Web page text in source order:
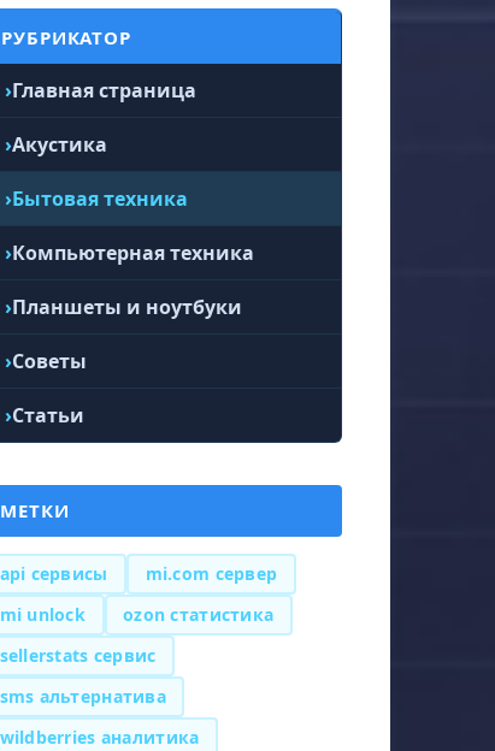
РУБРИКАТОР
Главная страница
Акустика
Бытовая техника
Компьютерная техника
Планшеты и ноутбуки
Советы
Статьи
МЕТКИ
api сервисы
mi.com сервер
mi unlock
ozon статистика
sellerstats сервис
sms альтернатива
wildberries аналитика